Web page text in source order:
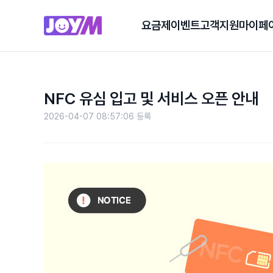
요금제 이벤트고객지원마이페
NFC 유심 입고 및 서비스 오픈 안내
2026-04-07 08:57:06 등록